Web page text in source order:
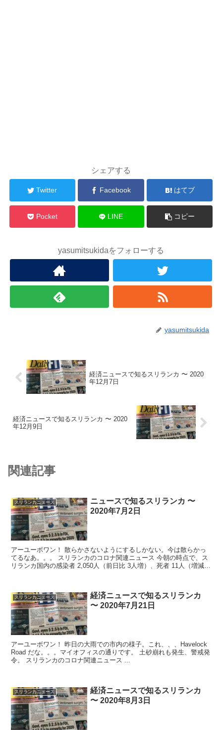
シェアする
Twitter Facebook はてブ
Pocket LINE コピー
yasumitsukidaをフォローする
yasumitsukida
経済ニュースで知るスリランカ 〜 2020
年12月7日
経済ニュースで知るスリランカ 〜 2020
年12月9日
関連記事
スリランカニュース
ニュースで知るスリランカ 〜
2020年7月2日
アーユーボワン！ 散らかさないようにするしかない。今は散らかっ
てるなあ。。。 スリランカのコロナ関連ニュース 今朝の時点で、ス
リランカ国内の感染者 2,050人（前日比 3人増）、死者 11人（増減
スリランカニュース
経済ニュースで知るスリランカ
〜 2020年7月21日
アーユーボワン！ 昨日の大雨での市内の様子。これ、、、Havelock
Road だな。。。マイオフィスの通りです。 土砂崩れも発生、警戒発
令。 スリランカのコロナ関連ニュース ...
スリランカニュース
経済ニュースで知るスリランカ
〜 2020年8月3日